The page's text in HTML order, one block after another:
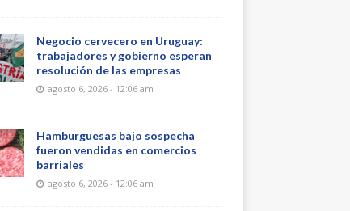
Negocio cervecero en Uruguay:
trabajadores y gobierno esperan
resolución de las empresas
agosto 6, 2026 - 12:06 am
Hamburguesas bajo sospecha
fueron vendidas en comercios
barriales
agosto 6, 2026 - 12:06 am